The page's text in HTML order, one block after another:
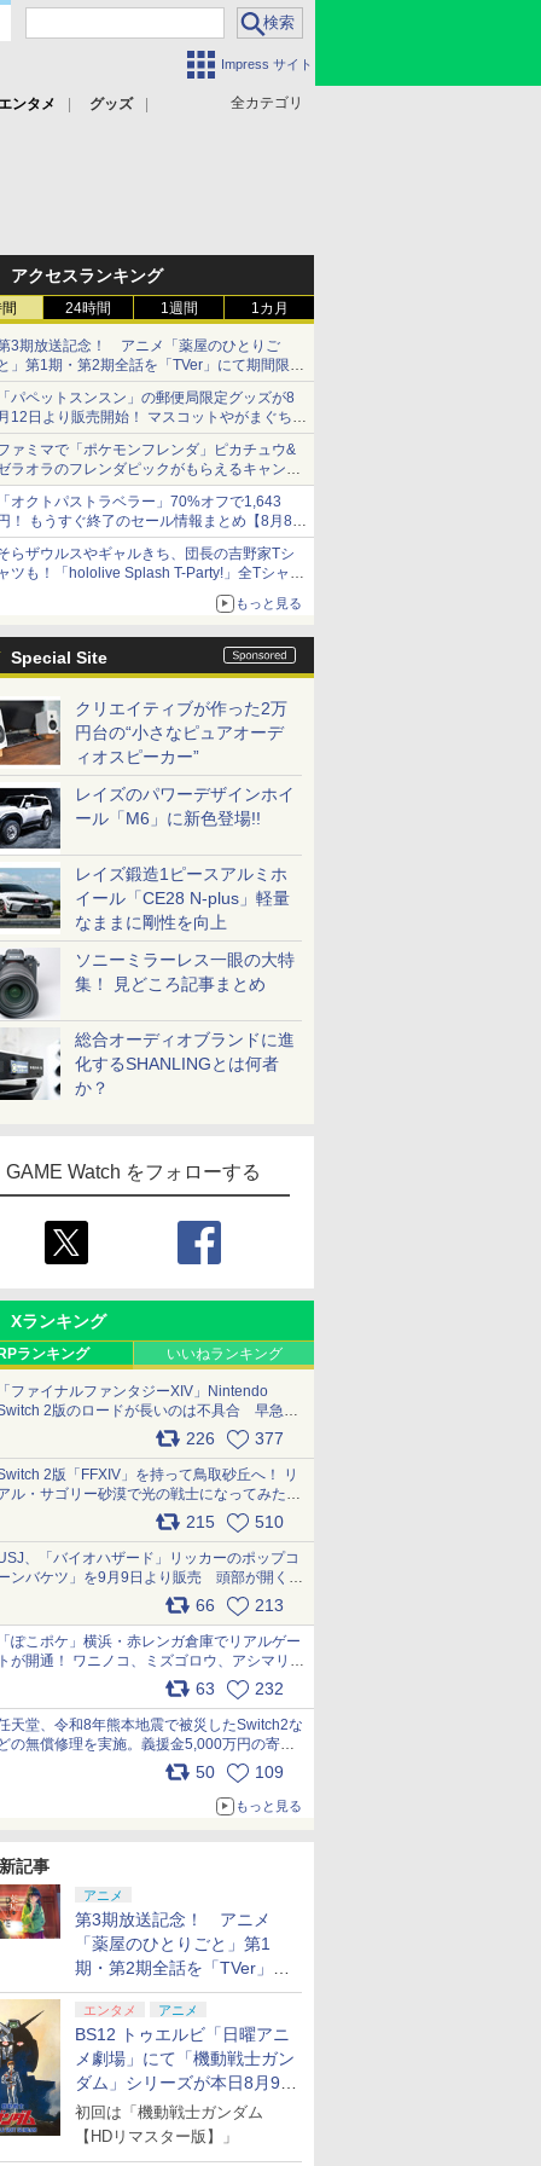
Impress サイト
全カテゴリ
ンタメ グッズ
アクセスランキング
24時間 1週間 1カ月
3期放送記念！ アニメ「薬屋のひとりご
」第1期・第2期全話を「TVer」にて期間限定
順次無料配信開始
パペットスンスン」の郵便局限定グッズが8
12日より販売開始！ マスコットやがまぐち、
ターセットなどが登場
ァミマで「ポケモンフレンダ」ピカチュウ&
ラオラのフレンダピックがもらえるキャンペ
ン開催！
オクトパストラベラー」70%オフで1,643
！ もうすぐ終了のセール情報まとめ【8月8日
新】
ンテンドーeショップでは「大神 絶景版」が
オフで990円
らザウルスやギャルきち、団長の吉野家Tシ
ツも！「hololive Splash T-Party!」全Tシャツ
インナップ公開＆オンライン販売開始
もっと見る
Special Site
クリエイティブが作った2万
円台の“小さなピュアオーデ
ィオスピーカー”
レイズのパワーデザインホイ
ール「M6」に新色登場!!
レイズ鍛造1ピースアルミホ
イール「CE28 N-plus」軽量
なままに剛性を向上
ソニーミラーレス一眼の大特
集！ 見どころ記事まとめ
総合オーディオブランドに進
化するSHANLINGとは何者
か？
GAME Watch をフォローする
Xランキング
ランキング いいねランキング
ファイナルファンタジーXIV」Nintendo
2版のロードが長いのは不具合 早急に
ップデートできるよう対応中226 377
2版「FFXIV」を持って鳥取砂丘へ！ リ
ル・サゴリー砂漠で光の戦士になってみた
215 510
、「バイオハザード」リッカーのポップコ
ンバケツ」を9月9日より販売 頭部が開く仕
み。味は恐怖を堪のう「味噌フレーバー」
66 213
ぽこポケ」横浜・赤レンガ倉庫でリアルゲー
が開通！ ワニノコ、ミズゴロウ、アシマリ登
場シーンをレポート pic.x.com/LDgEByVl6D
63 232
天堂、令和8年熊本地震で被災したSwitch2な
の無償修理を実施。義援金5,000万円の寄付
も発表 pic.x.com/BAYsMfUfUC
50 109
もっと見る
記事
アニメ
第3期放送記念！ アニメ
「薬屋のひとりごと」第1
期・第2期全話を「TVer」に
て期間限定で順次無料配信開
始エンタメ アニメ
BS12 トゥエルビ「日曜アニ
メ劇場」にて「機動戦士ガン
ダム」シリーズが本日8月9日
から8週連続で放送
初回は「機動戦士ガンダム
【HDリマスター版】」